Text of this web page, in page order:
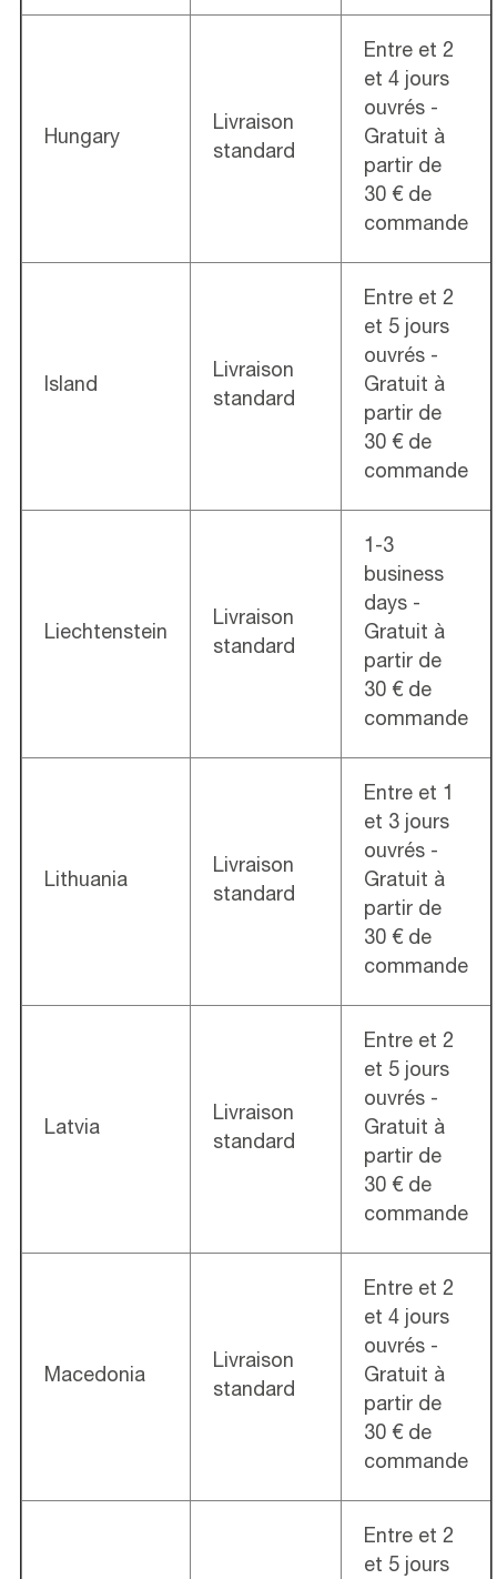
Hungary
Livraison
standard
Entre et 2
et 4 jours
ouvrés -
Gratuit à
partir de
30 € de
commande
Island
Livraison
standard
Entre et 2
et 5 jours
ouvrés -
Gratuit à
partir de
30 € de
commande
Liechtenstein
Livraison
standard
1-3
business
days -
Gratuit à
partir de
30 € de
commande
Lithuania
Livraison
standard
Entre et 1
et 3 jours
ouvrés -
Gratuit à
partir de
30 € de
commande
Latvia
Livraison
standard
Entre et 2
et 5 jours
ouvrés -
Gratuit à
partir de
30 € de
commande
Macedonia
Livraison
standard
Entre et 2
et 4 jours
ouvrés -
Gratuit à
partir de
30 € de
commande
Entre et 2
et 5 jours